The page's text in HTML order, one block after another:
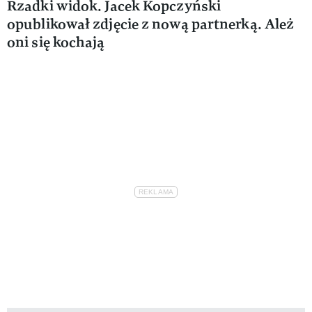
Rzadki widok. Jacek Kopczyński
opublikował zdjęcie z nową partnerką. Ależ
oni się kochają